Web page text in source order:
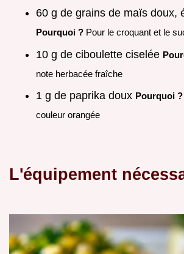
60 g de grains de maïs doux,
Pourquoi ? Pour le croquant et le
10 g de ciboulette ciselée
note herbacée fraîche
1 g de paprika doux Pourquoi ?
couleur orangée
L'équipement